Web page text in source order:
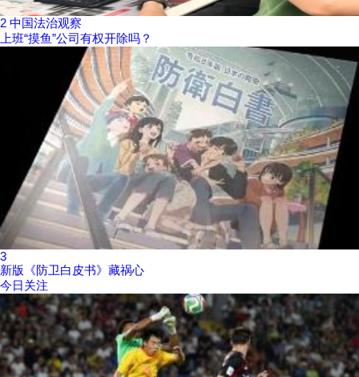
2 中国法治观察
上班“摸鱼”公司有权开除吗？
3
新版《防卫白皮书》藏祸心
今日关注